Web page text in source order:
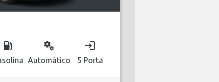
local_gas_station miscellaneous_services
Automático
login
5 Porta